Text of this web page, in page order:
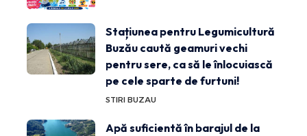
Stațiunea pentru Legumicultură
Buzău caută geamuri vechi
pentru sere, ca să le înlocuiască
pe cele sparte de furtuni!
STIRI BUZAU
Apă suficientă în barajul de la